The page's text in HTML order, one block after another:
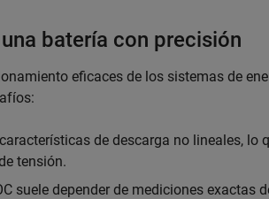
batería con precisión
eficaces de los sistemas de
de descarga no lineales, lo
tensión.
suele depender de mediciones exactas